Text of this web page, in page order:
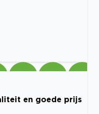
en goede prijs